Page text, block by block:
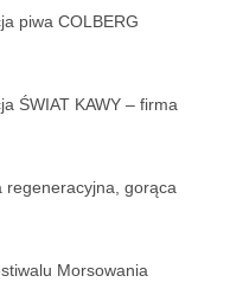
piwa COLBERG
ŚWIAT KAWY – firma
regeneracyjna, gorąca
Morsowania